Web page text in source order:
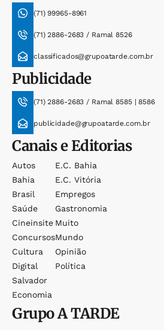
(71) 99965-8961
(71) 2886-2683 / Ramal 8526
classificados@grupoatarde.com.br
Publicidade
(71) 2886-2683 / Ramal 8585 | 8586
publicidade@grupoatarde.com.br
Canais e Editorias
Autos
Bahia
Brasil
Saúde
Cineinsite
Concursos
Cultura
Digital
Salvador
Economia
E.c. Bahia
E.c. Vitória
Empregos
Gastronomia
Muito
Mundo
Opinião
Política
GrupoA TARDE